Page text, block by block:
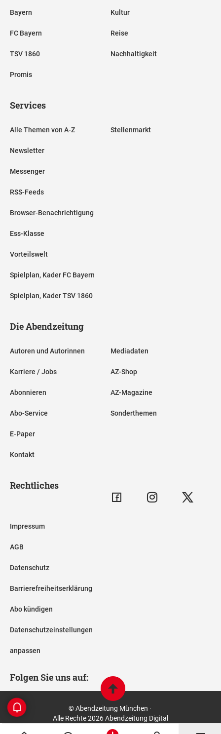
Bayern
FC Bayern
TSV 1860
Promis
Kultur
Reise
Nachhaltigkeit
Services
Alle Themen von A-Z
Newsletter
Messenger
RSS-Feeds
Browser-Benachrichtigung
Ess-Klasse
Vorteilswelt
Spielplan, Kader FC Bayern
Spielplan, Kader TSV 1860
Stellenmarkt
Die Abendzeitung
Autoren und Autorinnen
Karriere / Jobs
Abonnieren
Abo-Service
E-Paper
Kontakt
Mediadaten
AZ-Shop
AZ-Magazine
Sonderthemen
Rechtliches
Impressum
AGB
Datenschutz
Barrierefreiheitserklärung
Abo kündigen
Datenschutzeinstellungen
anpassen
Folgen Sie uns auf:
© Abendzeitung München ·
Alle Rechte 2026 Abendzeitung Digital